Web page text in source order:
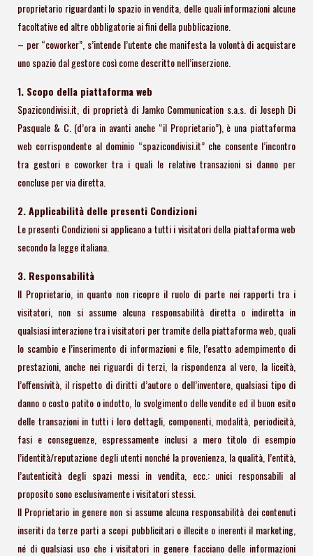
proprietario riguardanti lo spazio in vendita, delle quali informazioni alcune
facoltative ed altre obbligatorie ai fini della pubblicazione.
– per “coworker”, s’intende l’utente che manifesta la volontà di acquistare
uno spazio dal gestore così come descritto nell’inserzione.
1. Scopo della piattaforma web
Spazicondivisi.it, di proprietà di Jamko Communication s.a.s. di Joseph Di
Pasquale & C. (d’ora in avanti anche “il Proprietario”), è una piattaforma
web corrispondente al dominio “spazicondivisi.it” che consente l’incontro
tra gestori e coworker tra i quali le relative transazioni si danno per
concluse per via diretta.
2. Applicabilità delle presenti Condizioni
Le presenti Condizioni si applicano a tutti i visitatori della piattaforma web
secondo la legge italiana.
3. Responsabilità
Il Proprietario, in quanto non ricopre il ruolo di parte nei rapporti tra i
visitatori, non si assume alcuna responsabilità diretta o indiretta in
qualsiasi interazione tra i visitatori per tramite della piattaforma web, quali
lo scambio e l’inserimento di informazioni e file, l’esatto adempimento di
prestazioni, anche nei riguardi di terzi, la rispondenza al vero, la liceità,
l’offensività, il rispetto di diritti d’autore o dell’inventore, qualsiasi tipo di
danno o costo patito o indotto, lo svolgimento delle vendite ed il buon esito
delle transazioni in tutti i loro dettagli, componenti, modalità, periodicità,
fasi e conseguenze, espressamente inclusi a mero titolo di esempio
l’identità/reputazione degli utenti nonché la provenienza, la qualità, l’entità,
l’autenticità degli spazi messi in vendita, ecc.: unici responsabili al
proposito sono esclusivamente i visitatori stessi.
Il Proprietario in genere non si assume alcuna responsabilità dei contenuti
inseriti da terze parti a scopi pubblicitari o illecite o inerenti il marketing,
né di qualsiasi uso che i visitatori in genere facciano delle informazioni